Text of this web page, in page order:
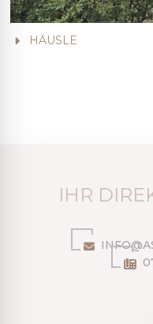
HÄUSLE
IHR